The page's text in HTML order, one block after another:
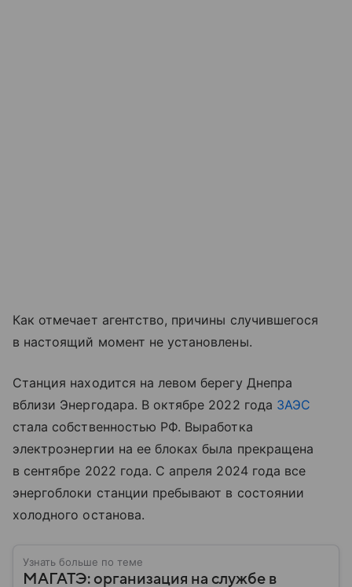
Как отмечает агентство, причины случившегося
в настоящий момент не установлены.
Станция находится на левом берегу Днепра
вблизи Энергодара. В октябре 2022 года ЗАЭС
стала собственностью РФ. Выработка
электроэнергии на ее блоках была прекращена
в сентябре 2022 года. С апреля 2024 года все
энергоблоки станции пребывают в состоянии
холодного останова.
Узнать больше по теме
МАГАТЭ: организация на службе в